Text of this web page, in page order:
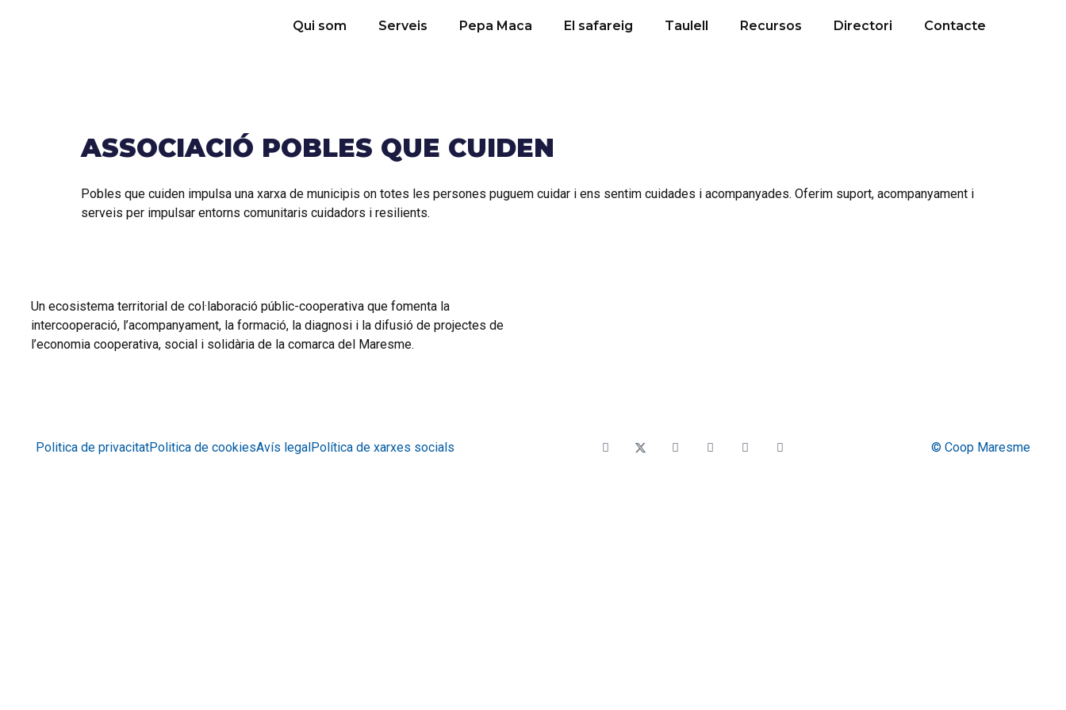
Qui som Serveis Pepa Maca El safareig Taulell Recursos Directori Contacte
ASSOCIACIÓ POBLES QUE CUIDEN
Pobles que cuiden impulsa una xarxa de municipis on totes les persones puguem cuidar i ens sentim cuidades i acompanyades. Oferim suport, acompanyament i
serveis per impulsar entorns comunitaris cuidadors i resilients.
Un ecosistema territorial de col·laboració públic-cooperativa que fomenta la
intercooperació, l’acompanyament, la formació, la diagnosi i la difusió de projectes de
l’economia cooperativa, social i solidària de la comarca del Maresme.
Politica de privacitatPolitica de cookiesAvís legal Política de xarxes socials © Coop Maresme